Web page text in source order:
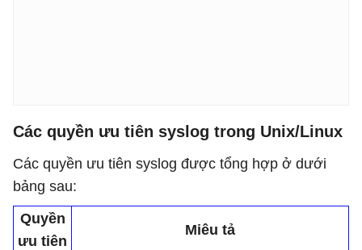
Các quyền ưu tiên syslog trong Unix/Linux
Các quyền ưu tiên syslog được tổng hợp ở dưới
bảng sau:
Quyền
ưu tiên
Miêu tả